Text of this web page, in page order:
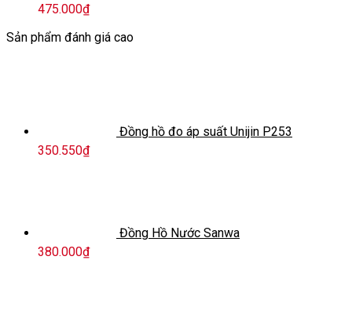
475.000₫
Sản phẩm đánh giá cao
Đồng hồ đo áp suất Unijin P253
350.550₫
Đồng Hồ Nước Sanwa
380.000₫